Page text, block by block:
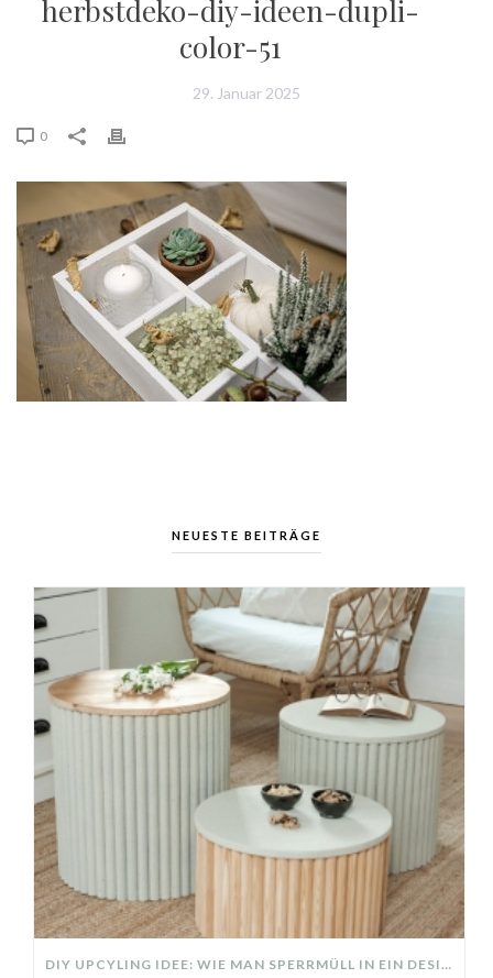
herbstdeko-diy-ideen-dupli-
color-51
29. Januar 2025
0
NEUESTE BEITRÄGE
DIY UPCYLING IDEE: WIE MAN SPERRMÜLL IN EIN DESIGNER TEIL VERWANDELT